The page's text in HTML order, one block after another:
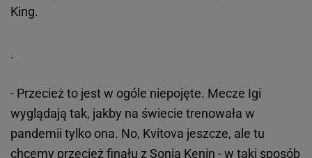
King.
- Przecież to jest w ogóle niepojęte. Mecze Igi
wyglądają tak, jakby na świecie trenowała w
pandemii tylko ona. No, Kvitova jeszcze, ale tu
chcemy przecież finału z Sonia Kenin - w taki sposób